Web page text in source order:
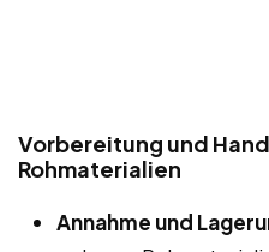
Vorbereitung und
Rohmaterialien
Annahme und